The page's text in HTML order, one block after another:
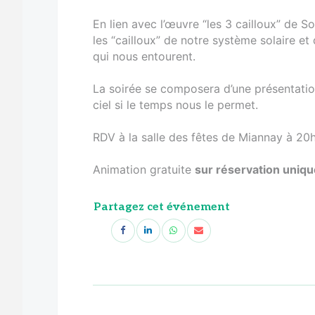
En lien avec l’œuvre “les 3 cailloux” de
les “cailloux” de notre système solaire
qui nous entourent.
La soirée se composera d’une
ciel si le temps nous le permet.
RDV à la salle des fêtes de Miannay à
Animation gratuite sur réservation
Partagez cet événement